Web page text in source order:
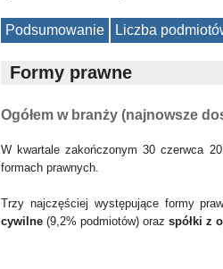
Podsumowanie Liczba
Formy prawne
Ogółem w branży (najnowsze
W kwartale zakończonym 30 czerwca
formach prawnych.
Trzy najczęściej występujące formy
cywilne (9,2% podmiotów) oraz spółki z